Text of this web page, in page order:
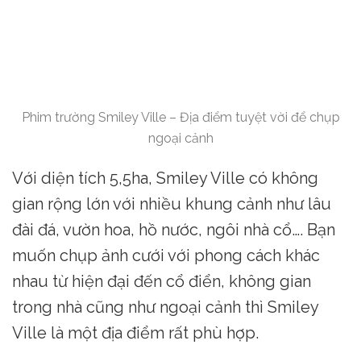
Phim trường Smiley Ville – Địa điểm tuyệt vời để chụp
ngoại cảnh
Với diện tích 5,5ha, Smiley Ville có không
gian rộng lớn với nhiều khung cảnh như lâu
đài đá, vườn hoa, hồ nước, ngôi nhà cổ…. Bạn
muốn chụp ảnh cưới với phong cách khác
nhau từ hiện đại đến cổ điển, không gian
trong nhà cũng như ngoại cảnh thì Smiley
Ville là một địa điểm rất phù hợp.